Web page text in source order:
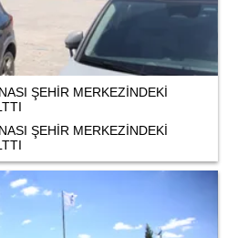
ŞEHİR MERKEZİNDEKİ
ŞEHİR MERKEZİNDEKİ